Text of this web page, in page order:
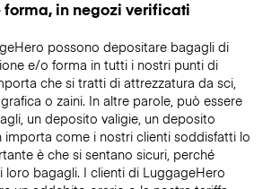
in negozi verificati
possono depositare bagagli di
e/o forma in tutti i nostri punti di
che si tratti di attrezzatura da sci,
o zaini. In altre parole, può essere
un deposito valigie, un deposito
importa come i nostri clienti soddisfatti lo
è che si sentano sicuri, perché
bagagli. I clienti di LuggageHero